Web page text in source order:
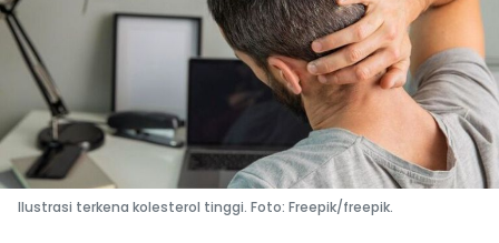
Ilustrasi terkena kolesterol tinggi. Foto: Freepik/freepik.